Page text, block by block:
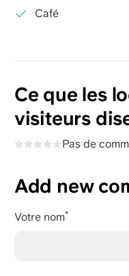
Café
Ce que les
visiteurs
Pas de
Add new
Votre nom